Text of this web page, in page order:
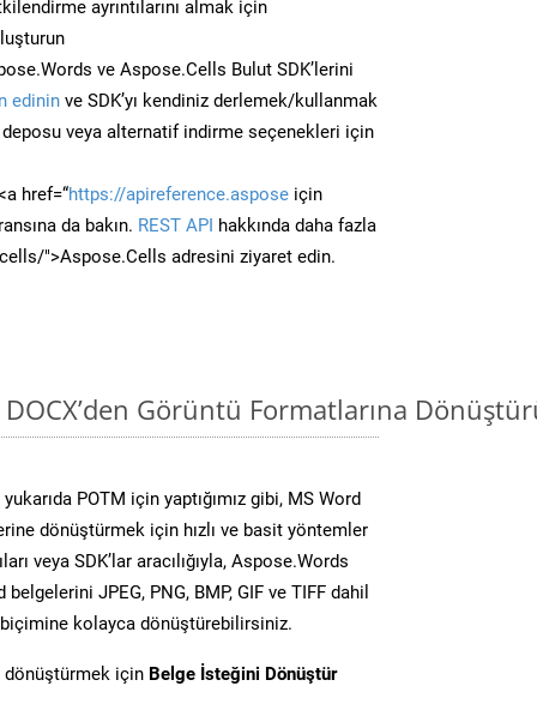
ayrıntılarını almak için
ve Aspose.Cells Bulut SDK’lerini
edinin ve SDK’yı kendiniz derlemek/kullanmak
deposu veya alternatif indirme seçenekleri için
href=“https://apireference.aspose için
da bakın. REST API hakkında daha fazla
">Aspose.Cells adresini ziyaret edin.
Görüntü Formatlarına
POTM için yaptığımız gibi, MS Word
dönüştürmek için hızlı ve basit yöntemler
veya SDK’lar aracılığıyla, Aspose.Words
JPEG, PNG, BMP, GIF ve TIFF dahil
kolayca dönüştürebilirsiniz.
dönüştürmek için Belge İsteğini Dönüştür